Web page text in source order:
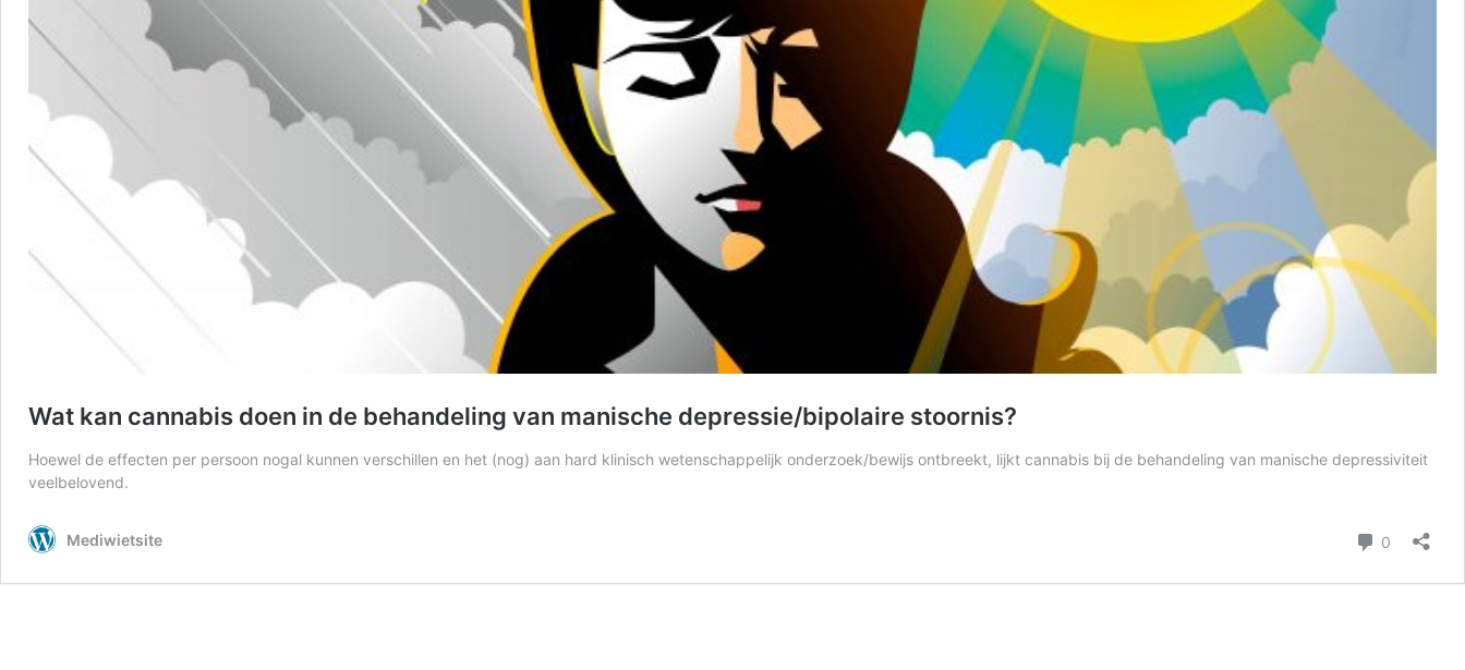
Wat kan cannabis doen in de behandeling van manische depressie/bipolaire stoornis?
Hoewel de effecten per persoon nogal kunnen verschillen en het (nog) aan hard klinisch wetenschappelijk onderzoek/bewijs ontbreekt, lijkt cannabis bij de behandeling van manische depressiviteit
veelbelovend.
Mediwietsite 0 reacties